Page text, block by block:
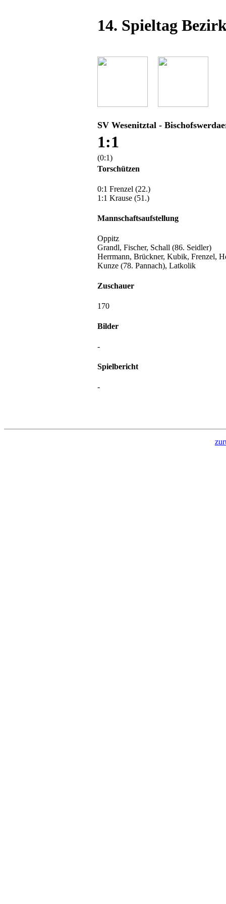
14. Spieltag
SV Wesenitztal -
1:1
(0:1)
Torschützen
0:1 Frenzel (22.)
1:1 Krause (51.)
Mannschaftsaufstellung
Oppitz
Grandl, Fischer, Schall (86. Seidler)
Herrmann, Brückner, Kubik, Frenzel,
Kunze (78. Pannach), Latkolik
Zuschauer
170
Bilder
-
Spielbericht
-